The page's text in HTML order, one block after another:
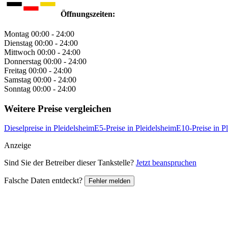
Öffnungszeiten:
Montag 00:00 - 24:00
Dienstag 00:00 - 24:00
Mittwoch 00:00 - 24:00
Donnerstag 00:00 - 24:00
Freitag 00:00 - 24:00
Samstag 00:00 - 24:00
Sonntag 00:00 - 24:00
Weitere Preise vergleichen
Dieselpreise in PleidelsheimE5-Preise in PleidelsheimE10-Preise in
Anzeige
Sind Sie der Betreiber dieser Tankstelle? Jetzt beanspruchen
Falsche Daten entdeckt? Fehler melden